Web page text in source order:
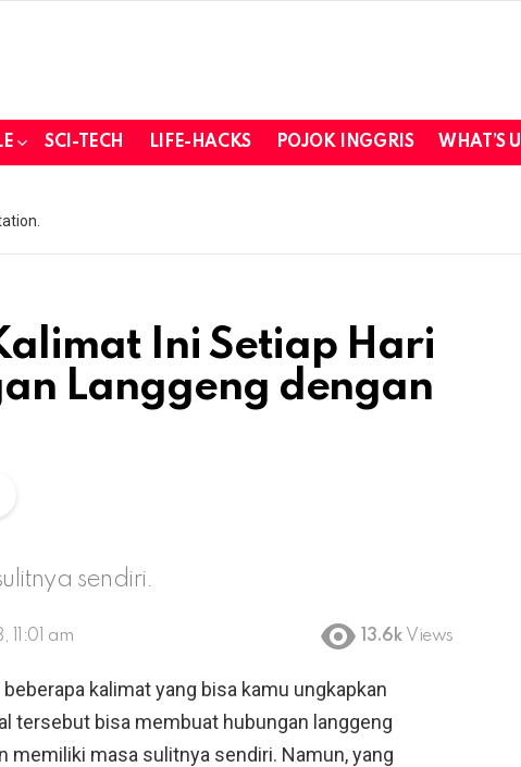
SCI-TECH LIFE-HACKS POJOK INGGRIS WHAT’S
Ini Setiap Hari
Langgeng dengan
sendiri.
am 13.6k Views
kalimat yang bisa kamu ungkapkan
tersebut bisa membuat hubungan langgeng
memiliki masa sulitnya sendiri. Namun, yang